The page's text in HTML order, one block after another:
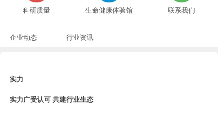
科研质量 生命健康体验馆 联系我们
企业动态 行业资讯
实力
实力广受认可 共建行业生态